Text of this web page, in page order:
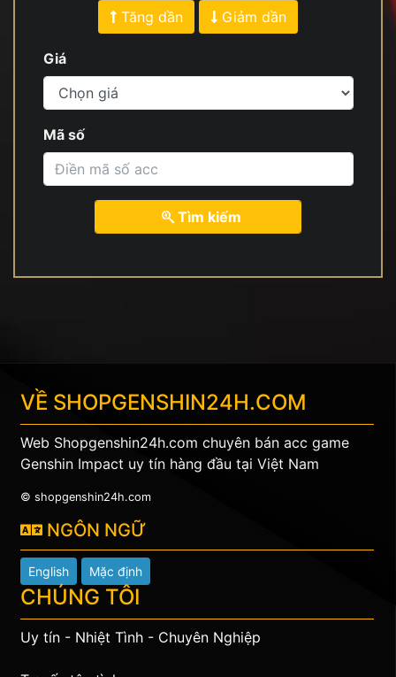
Tăng dần
Giảm dần
Giá
Mã số
Tìm kiếm
VỀ SHOPGENSHIN24H.COM
Web Shopgenshin24h.com chuyên bán acc game
Genshin Impact uy tín hàng đầu tại Việt Nam
© shopgenshin24h.com
NGÔN NGỮ
English Mặc định
CHÚNG TÔI
Uy tín - Nhiệt Tình - Chuyên Nghiệp